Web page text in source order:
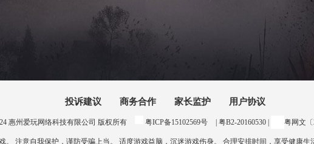
投诉建议 商务合作 家长监护 用户协议
惠州爱玩网络科技有限公司 版权所有 粤ICP备15102569号 | 粤B2-20160530 | 粤网文〔
。 注意自我保护，谨防受骗上当。 适度游戏益脑，沉迷游戏伤身。 合理安排时间，享受健康生